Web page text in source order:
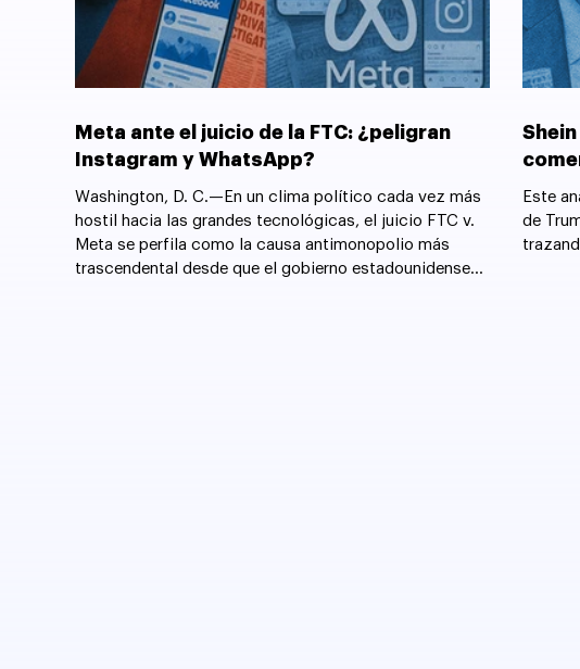
Meta ante el juicio de la FTC: ¿peligran
Instagram y WhatsApp?
Washington, D. C.—En un clima político cada vez más
hostil hacia las grandes tecnológicas, el juicio FTC v.
Meta se perfila como la causa antimonopolio más
trascendental desde que el gobierno estadounidense
Este
de